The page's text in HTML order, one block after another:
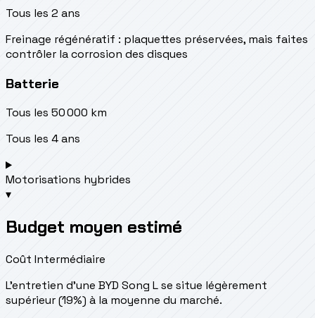
Tous les 2 ans
Freinage régénératif : plaquettes préservées, mais faites
contrôler la corrosion des disques
Batterie
Tous les 50 000 km
Tous les 4 ans
Motorisations hybrides
▾
Budget moyen estimé
Coût Intermédiaire
L'entretien d'une BYD Song L se situe légèrement
supérieur (19%) à la moyenne du marché.